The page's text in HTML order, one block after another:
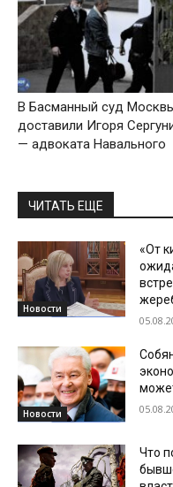
В Басманный суд
доставили Игоря
— адвоката Навального
ЧИТАТЬ ЕЩЕ
Новости
«От
Новости
Что